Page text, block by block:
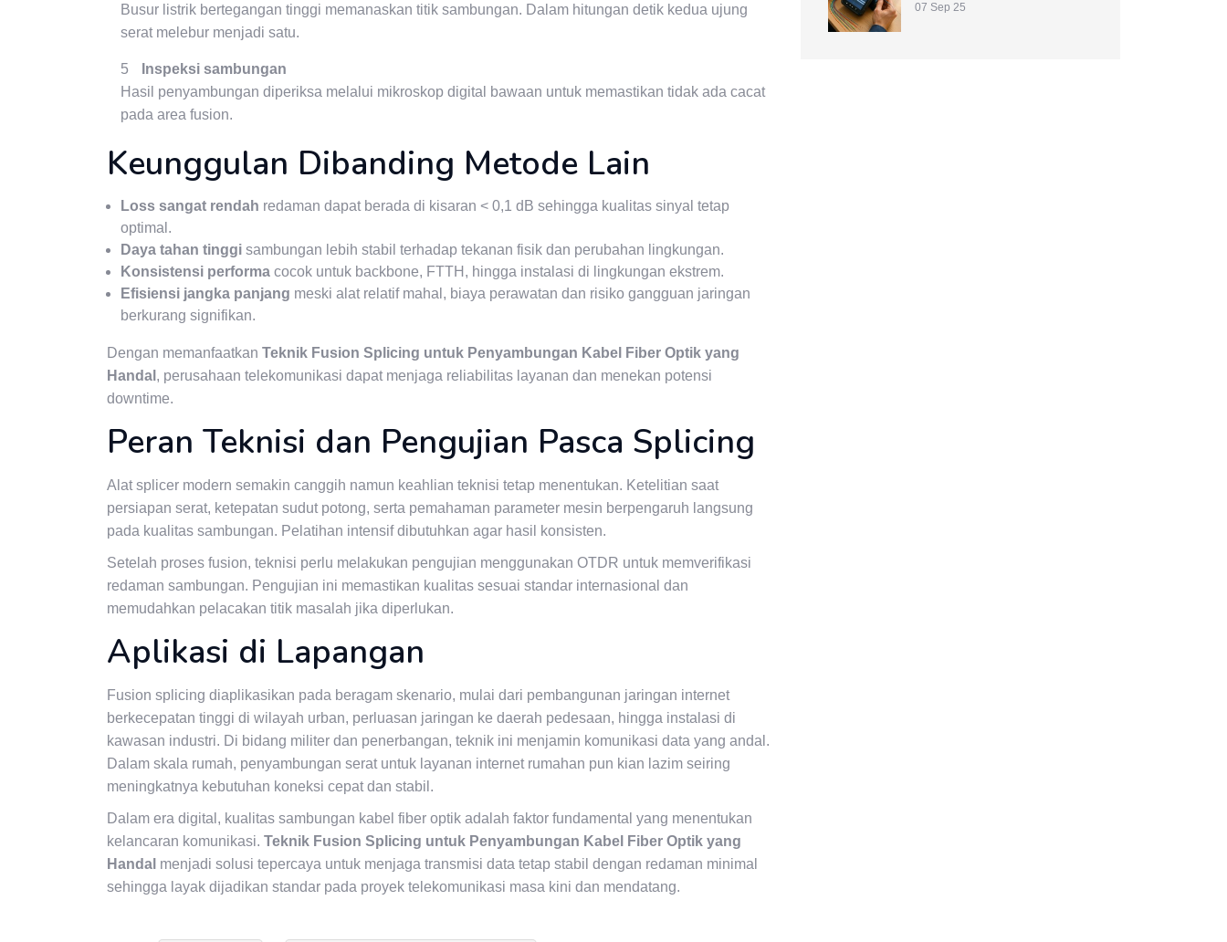
Busur listrik bertegangan tinggi memanaskan titik sambungan. Dalam hitungan detik kedua ujung
serat melebur menjadi satu.
Inspeksi sambungan
Hasil penyambungan diperiksa melalui mikroskop digital bawaan untuk memastikan tidak ada cacat
pada area fusion.
Keunggulan Dibanding Metode Lain
Loss sangat rendah redaman dapat berada di kisaran < 0,1 dB sehingga kualitas sinyal tetap
optimal.
Daya tahan tinggi sambungan lebih stabil terhadap tekanan fisik dan perubahan lingkungan.
Konsistensi performa cocok untuk backbone, FTTH, hingga instalasi di lingkungan ekstrem.
Efisiensi jangka panjang meski alat relatif mahal, biaya perawatan dan risiko gangguan jaringan
berkurang signifikan.
Dengan memanfaatkan Teknik Fusion Splicing untuk Penyambungan Kabel Fiber Optik yang
Handal , perusahaan telekomunikasi dapat menjaga reliabilitas layanan dan menekan potensi
downtime.
Peran Teknisi dan Pengujian Pasca Splicing
Alat splicer modern semakin canggih namun keahlian teknisi tetap menentukan. Ketelitian saat
persiapan serat, ketepatan sudut potong, serta pemahaman parameter mesin berpengaruh langsung
pada kualitas sambungan. Pelatihan intensif dibutuhkan agar hasil konsisten.
Setelah proses fusion, teknisi perlu melakukan pengujian menggunakan OTDR untuk memverifikasi
redaman sambungan. Pengujian ini memastikan kualitas sesuai standar internasional dan
memudahkan pelacakan titik masalah jika diperlukan.
Aplikasi di Lapangan
Fusion splicing diaplikasikan pada beragam skenario, mulai dari pembangunan jaringan internet
berkecepatan tinggi di wilayah urban, perluasan jaringan ke daerah pedesaan, hingga instalasi di
kawasan industri. Di bidang militer dan penerbangan, teknik ini menjamin komunikasi data yang andal.
Dalam skala rumah, penyambungan serat untuk layanan internet rumahan pun kian lazim seiring
meningkatnya kebutuhan koneksi cepat dan stabil.
Dalam era digital, kualitas sambungan kabel fiber optik adalah faktor fundamental yang menentukan
kelancaran komunikasi. Teknik Fusion Splicing untuk Penyambungan Kabel Fiber Optik yang
Handal menjadi solusi tepercaya untuk menjaga transmisi data tetap stabil dengan redaman minimal
sehingga layak dijadikan standar pada proyek telekomunikasi masa kini dan mendatang.
07 Sep 25